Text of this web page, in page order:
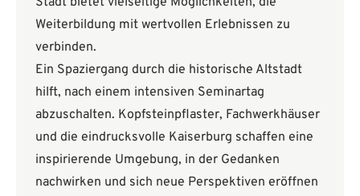
Weiterbildung mit wertvollen Erlebnissen zu
verbinden.
Ein Spaziergang durch die historische Altstadt
hilft, nach einem intensiven Seminartag
abzuschalten. Kopfsteinpflaster, Fachwerkhäuser
und die eindrucksvolle Kaiserburg schaffen eine
inspirierende Umgebung, in der Gedanken
nachwirken und sich neue Perspektiven eröffnen